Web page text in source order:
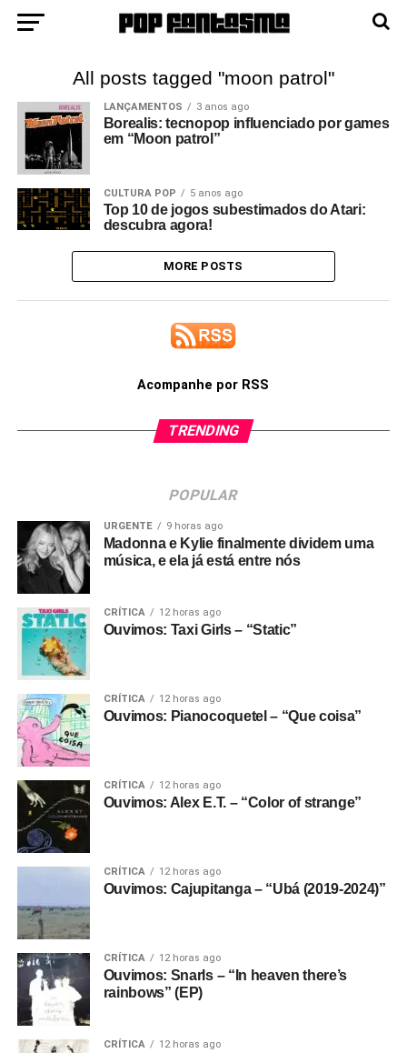
All posts tagged "moon patrol"
LANÇAMENTOS 3 anos ago
Borealis: tecnopop influenciado por games
em “Moon patrol”
CULTURA POP 5 anos ago
Top 10 de jogos subestimados do Atari:
descubra agora!
MORE POSTS
Acompanhe por RSS
TRENDING
POPULAR
URGENTE 9 horas ago
Madonna e Kylie finalmente dividem uma
música, e ela já está entre nós
CRÍTICA 12 horas ago
Ouvimos: Taxi Girls – “Static”
CRÍTICA 12 horas ago
Ouvimos: Pianocoquetel – “Que coisa”
CRÍTICA 12 horas ago
Ouvimos: Alex E.T. – “Color of strange”
CRÍTICA 12 horas ago
Ouvimos: Cajupitanga – “Ubá (2019-2024)”
CRÍTICA 12 horas ago
Ouvimos: Snarls – “In heaven there’s
rainbows” (EP)
CRÍTICA 12 horas ago